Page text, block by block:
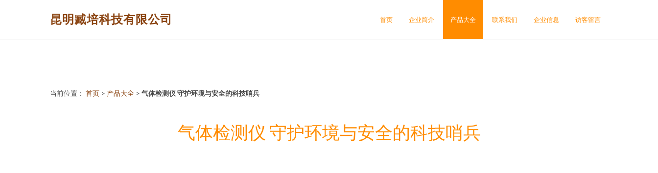
昆明臧培科技有限公司 首页 企业简介 产品大全 联系我们 企业信息 访客留言
当前位置： 首页 > 产品大全 > 气体检测仪 守护环境与安全的科技哨兵
气体检测仪 守护环境与安全的科技哨兵